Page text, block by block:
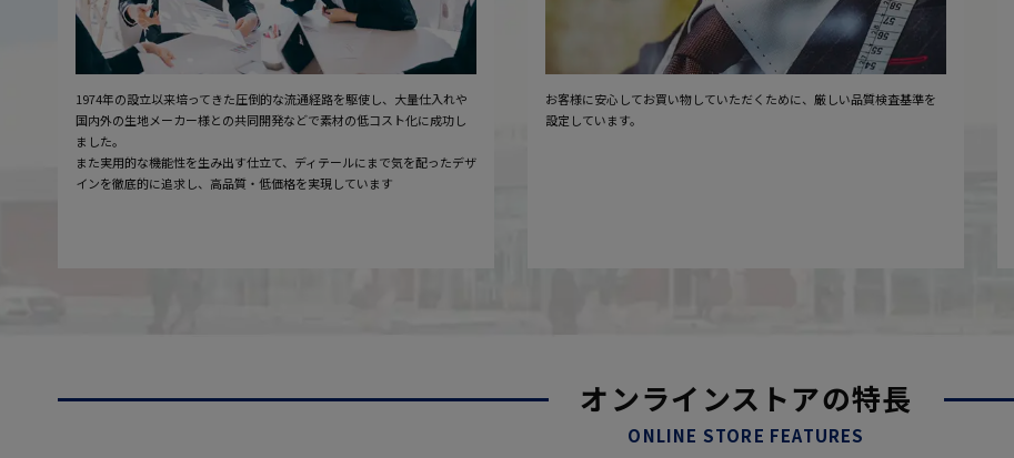
1974年の設立以来培ってきた圧倒的な流通経路を駆使し、大量仕入れや
国内外の生地メーカー様との共同開発などで素材の低コスト化に成功し
ました。
また実用的な機能性を生み出す仕立て、ディテールにまで気を配ったデザ
インを徹底的に追求し、高品質・低価格を実現しています
お客様に安心してお買い物していただくために、厳しい品質検査基準を
設定しています。
オンラインストアの特長
ONLINE STORE FEATURES